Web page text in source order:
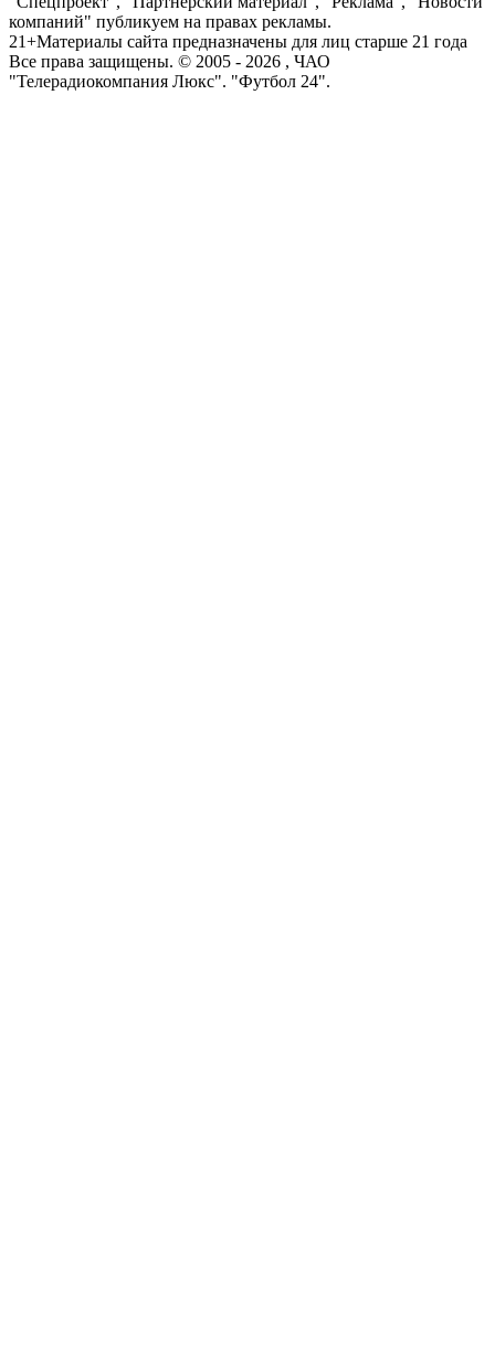
компаний" публикуем на правах рекламы.
21+Материалы сайта предназначены для лиц старше 21 года
Все права защищены. © 2005 - 2026 , ЧАО
"Телерадиокомпания Люкс". "Футбол 24".